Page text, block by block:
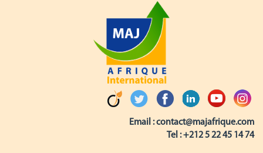
Email :contact@majafrique.com
Tel :+212 5 22 45 14 74